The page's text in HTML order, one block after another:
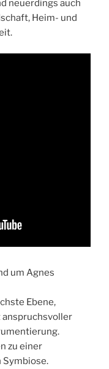
neuerdings auch
Heim- und
um Agnes
Ebene,
zu einer